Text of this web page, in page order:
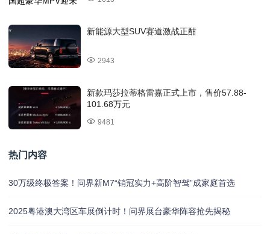
新能源大型SUV赛道激战正酣
2943
新款玛莎拉蒂格雷嘉正式上市，售价57.88-
101.68万元
9481
热门内容
30万级终极答案！问界新M7“销冠实力+高阶智驾”成家庭首选
2025粤港澳大湾区车展倒计时！问界展台豪华阵容抢先揭秘